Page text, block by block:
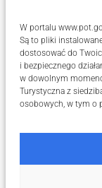
W portalu
Są to pliki
dostosować do
i bezpiecznego
w dowolnym
Turystyczna z
osobowych, w tym o